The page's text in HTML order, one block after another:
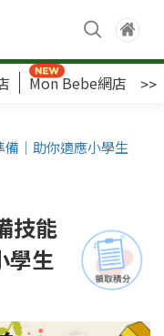
Mon Bebe網店 >>
｜助你適應小學生
技能
學生